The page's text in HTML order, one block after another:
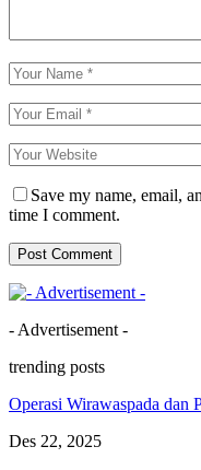
Save my name, email,
time I comment.
- Advertisement -
trending posts
Operasi Wirawaspada dan
Des 22, 2025